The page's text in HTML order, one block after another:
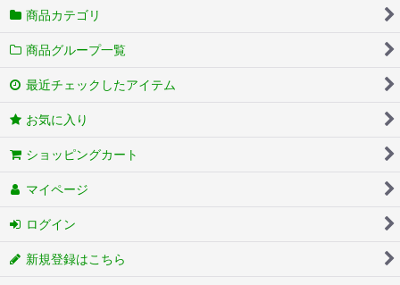
商品カテゴリ
商品グループ一覧
最近チェックしたアイテム
お気に入り
ショッピングカート
マイページ
ログイン
新規登録はこちら